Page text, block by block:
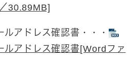
30.89MB]
アドレス確認書・・・
ルアドレス確認書[Wordファ